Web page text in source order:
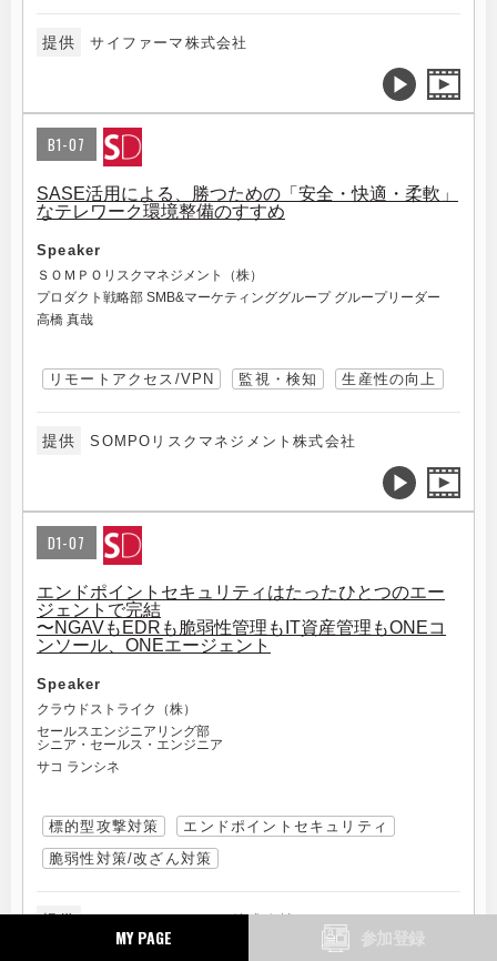
MY PAGE
提供 サイファーマ株式会社
B1-07
SASE活用による、勝つための「安全・快適・柔軟」
なテレワーク環境整備のすすめ
Speaker
ＳＯＭＰＯリスクマネジメント（株）
プロダクト戦略部 SMB&マーケティンググループ グループリーダー
高橋 真哉
リモートアクセス/VPN 監視・検知 生産性の向上
提供 SOMPOリスクマネジメント株式会社
D1-07
エンドポイントセキュリティはたったひとつのエー
ジェントで完結
〜NGAVもEDRも脆弱性管理もIT資産管理もONEコ
ンソール、ONEエージェント
Speaker
クラウドストライク（株）
セールスエンジニアリング部
シニア・セールス・エンジニア
サコ ランシネ
標的型攻撃対策
エンドポイントセキュリティ
脆弱性対策/改ざん対策
提供